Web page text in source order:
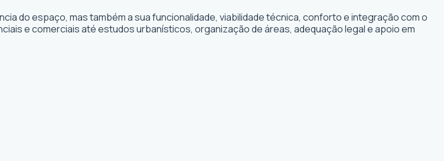
do espaço, mas também a sua funcionalidade, viabilidade técnica, conforto e integração com o
e comerciais até estudos urbanísticos, organização de áreas, adequação legal e apoio em